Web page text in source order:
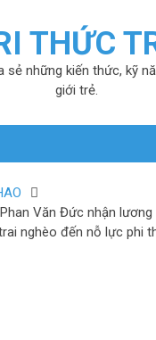
THỨC
sẻ những kiến thức, kỹ
giới trẻ.
Văn Đức nhận
nghèo đến nỗ lực phi